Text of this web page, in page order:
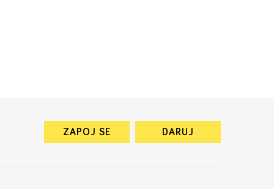
ZAPOJ SE DARUJ